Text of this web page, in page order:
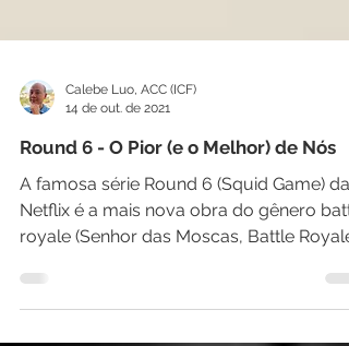
Calebe Luo, ACC (ICF)
14 de out. de 2021
Round 6 - O Pior (e o Melhor) de Nós
A famosa série Round 6 (Squid Game) da
Netflix é a mais nova obra do gênero